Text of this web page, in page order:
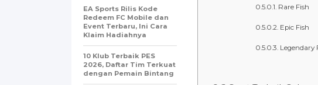
Rare Fish
Epic Fish
Legendary
EA Sports Rilis Kode
Redeem FC Mobile dan
Event Terbaru, Ini Cara
Klaim Hadiahnya
10 Klub Terbaik PES
2026, Daftar Tim Terkuat
dengan Pemain Bintang